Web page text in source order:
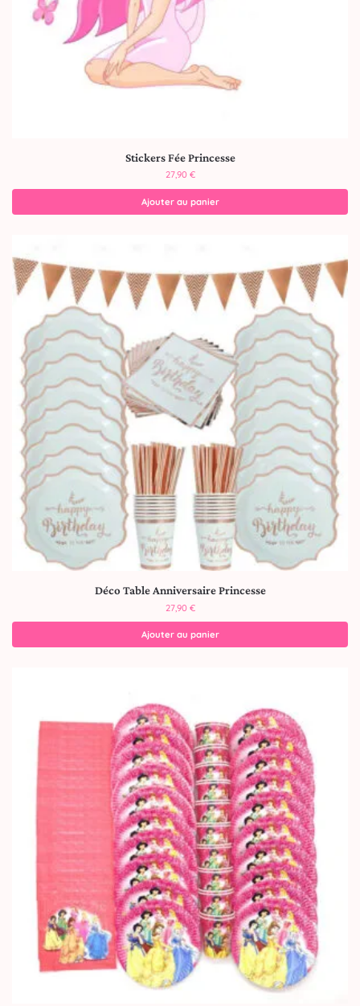
Stickers Fée Princesse
27,90 €
Ajouter au panier
Déco Table Anniversaire Princesse
27,90 €
Ajouter au panier